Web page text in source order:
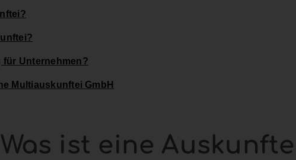
Unternehmen?
Multiauskunftei GmbH
ist eine